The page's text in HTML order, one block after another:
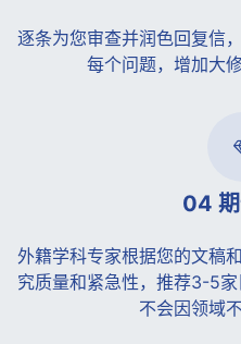
逐条为您审查并润色回复信
每个问题，增加大
04
外籍学科专家根据您的文稿
究质量和紧急性，推荐3-5
不会因领域